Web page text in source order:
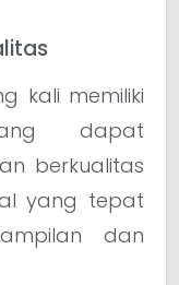
kali memiliki
dapat
berkualitas
yang tepat
dan